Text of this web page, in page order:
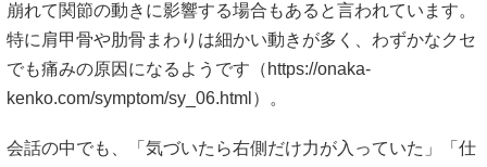
崩れて関節の動きに影響する場合もあると言われています。
特に肩甲骨や肋骨まわりは細かい動きが多く、わずかなクセ
でも痛みの原因になるようです（ https://onaka-
kenko.com/symptom/sy_06.html）。
会話の中でも、「気づいたら右側だけ力が入っていた」「仕